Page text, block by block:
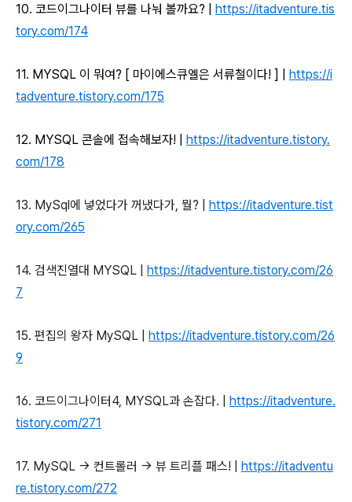
10. 코드이그나이터 뷰를 나눠 볼까요? |
https://itadventure.tis
tory.com/174
11. MYSQL 이 뭐여? [ 마이에스큐엘은 서류철이다! ] |
https://i
tadventure.tistory.com/175
12. MYSQL 콘솔에 접속해보자! |
https://itadventure.tistory.
com/178
13. MySql에 넣었다가 꺼냈다가, 뭘? |
https://itadventure.tist
ory.com/265
14. 검색진열대 MYSQL |
https://itadventure.tistory.com/26
7
15. 편집의 왕자 MySQL |
https://itadventure.tistory.com/26
9
16. 코드이그나이터4, MYSQL과 손잡다. |
https://itadventure.
tistory.com/271
17. MySQL -> 컨트롤러 -> 뷰 트리플 패스! |
https://itadventu
re.tistory.com/272